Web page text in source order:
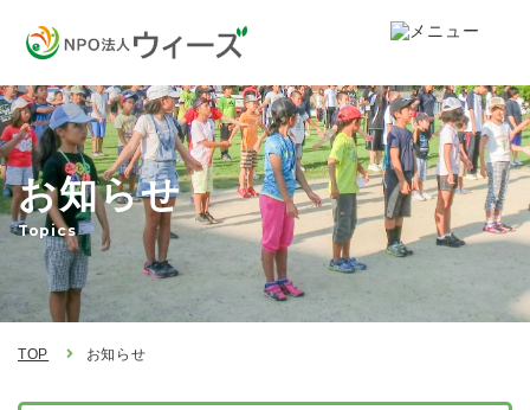
お知らせ
Topics
TOP お知らせ